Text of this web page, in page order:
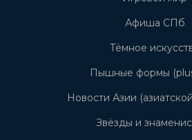
Афиша СПб
Тёмное
Пышные формы
Новости Азии
Звёзды и